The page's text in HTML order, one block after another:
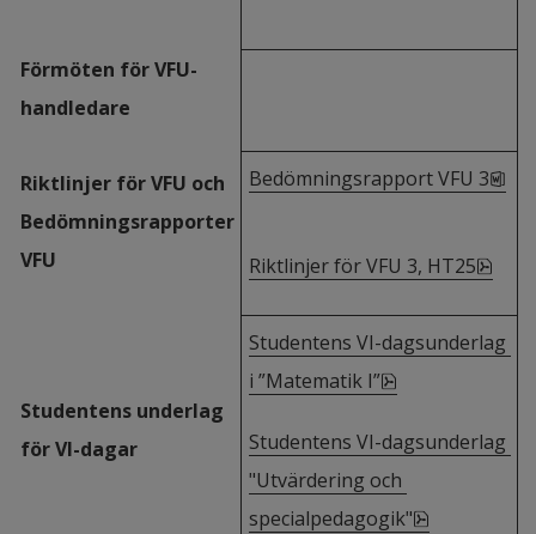
Förmöten för VFU-
handledare
Riktlinjer för VFU och
Bedömningsrapporter
VFU
Bedömningsrapport VFU 3
Riktlinjer för VFU 3, HT25
Studentens underlag
för VI-dagar
Studentens VI-dagsunderlag
i ”Matematik I”
Studentens VI-dagsunderlag
"Utvärdering och
specialpedagogik"